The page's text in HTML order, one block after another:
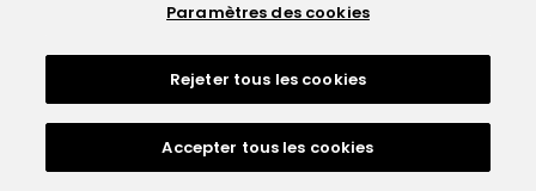
Paramètres des cookies
Rejeter tous les cookies
Accepter tous les cookies